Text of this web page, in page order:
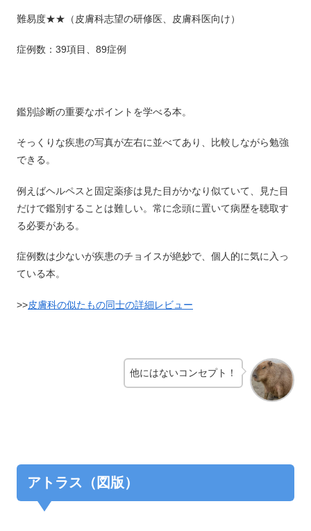
難易度★★（皮膚科志望の研修医、皮膚科医向け）
症例数：39項目、89症例
鑑別診断の重要なポイントを学べる本。
そっくりな疾患の写真が左右に並べてあり、比較しながら勉強
できる。
例えばヘルペスと固定薬疹は見た目がかなり似ていて、見た目
だけで鑑別することは難しい。常に念頭に置いて病歴を聴取す
る必要がある。
症例数は少ないが疾患のチョイスが絶妙で、個人的に気に入っ
ている本。
>>皮膚科の似たもの同士の詳細レビュー
他にはないコンセプト！
アトラス（図版）